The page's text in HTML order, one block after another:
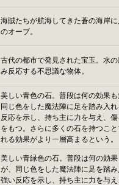
海賊たちが航海してきた蒼の海岸
のオーブ。
古代の都市で発見された宝玉。水
み反応する不思議な物体。
美しい青色の石。普段は何の効果
同じ色をした魔法陣に足を踏み入
反応を示し、持ち主に力を与え、
をもつ。さらに多くの石を持つこ
れる効果がより一層高まるという。
美しい青緑色の石。普段は何の効
が、同じ色をした魔法陣に足を踏
強い反応を示し、持ち主に力を与